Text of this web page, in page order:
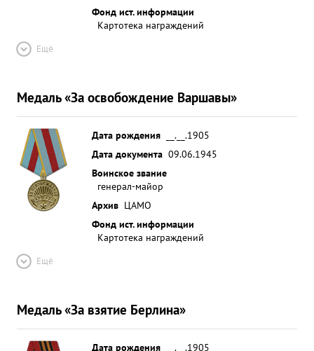
Фонд ист. информации
Картотека награждений
Ещё
Медаль «За освобождение Варшавы»
Дата рождения
__.__.1905
Дата документа 09.06.1945
Воинское звание
генерал-майор
Архив ЦАМО
Фонд ист. информации
Картотека награждений
Ещё
Медаль «За взятие Берлина»
Дата рождения
__.__.1905